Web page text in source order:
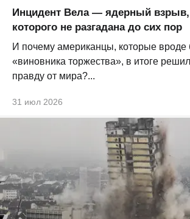
Инцидент Вела — ядерный взрыв,
которого не разгадана до сих пор
И почему американцы, которые
«виновника торжества», в итоге
правду от мира?...
31 июл 2026